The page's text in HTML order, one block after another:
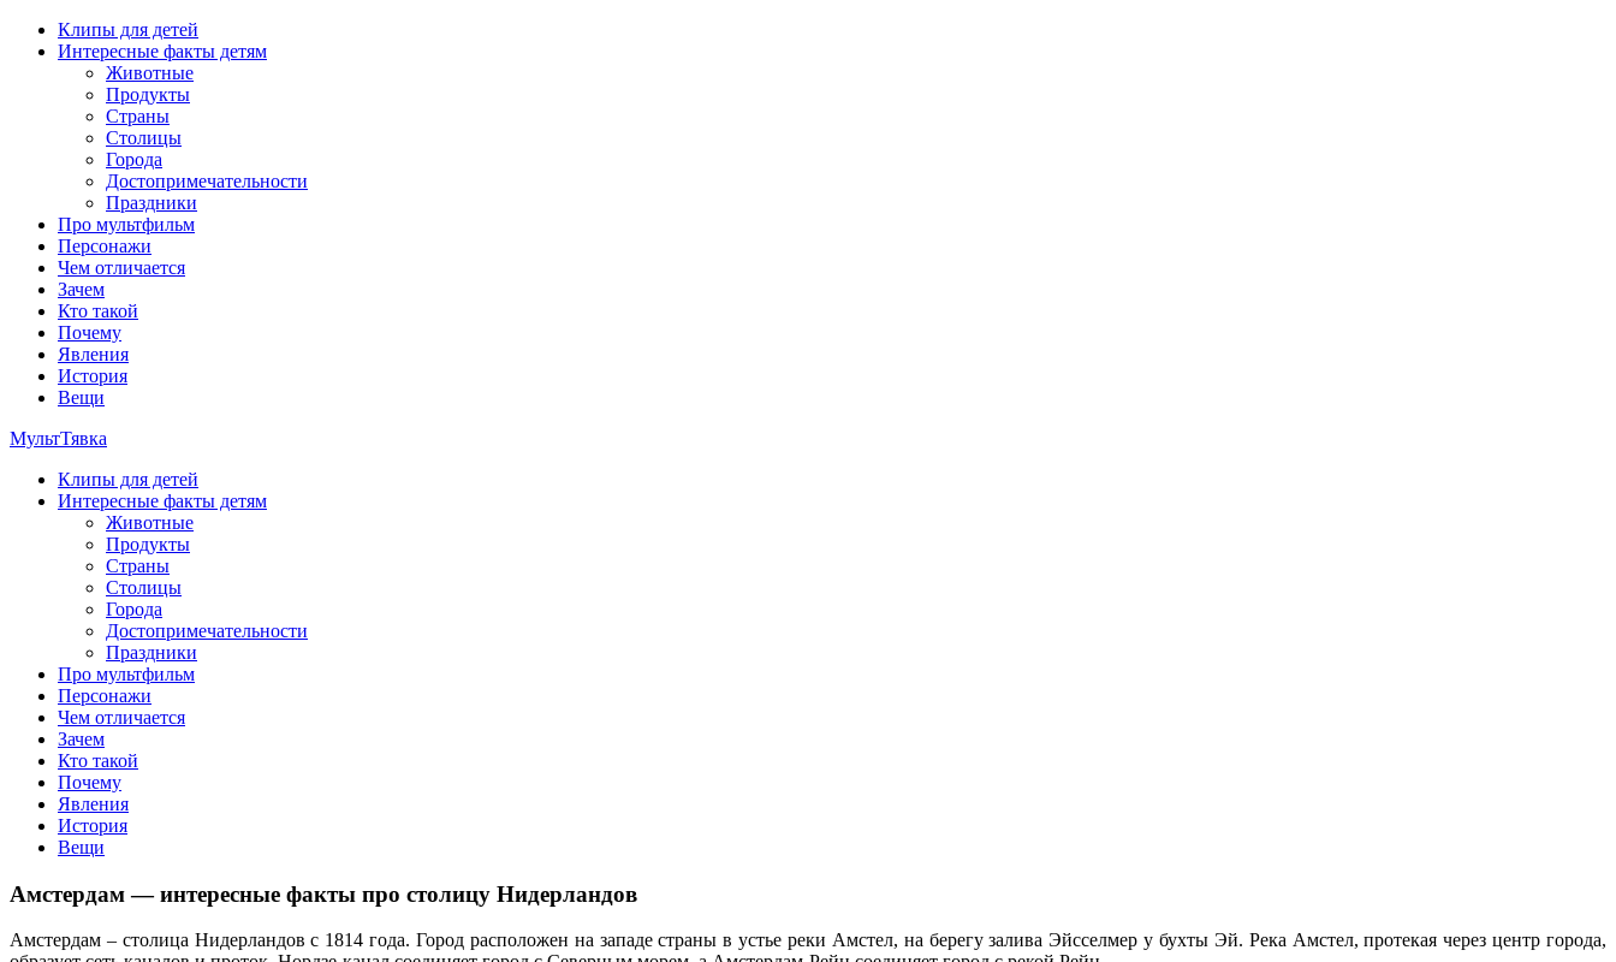
Перейти
содержимому
Клипы для детей
Интересные факты детям
Животные
Продукты
Страны
Столицы
Города
Достопримечательности
Праздники
Про мультфильм
Персонажи
Чем отличается
Зачем
Кто такой
Почему
Явления
История
Вещи
МультТявка
интересные факты про страны, столицы и города, клипы из мультфильмов, мульт-клипы, песни из мультиков, детские клипы, интересные факты о мультфильмах и про персонажей
мультфильмов
Клипы для детей
Интересные факты детям
Животные
Продукты
Страны
Столицы
Города
Достопримечательности
Праздники
Про мультфильм
Персонажи
Чем отличается
Зачем
Кто такой
Почему
Явления
История
Вещи
Амстердам — интересные факты про столицу Нидерландов
Амстердам – столица Нидерландов с 1814 года. Город расположен на западе страны в устье реки Амстел, на берегу залива Эйсселмер у бухты Эй. Река Амстел, протекая через центр города,